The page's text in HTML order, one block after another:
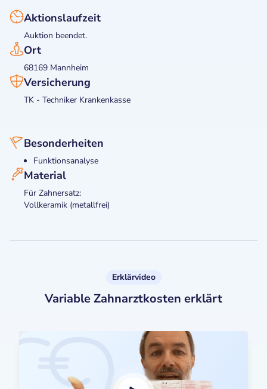
Aktionslaufzeit
Auktion beendet.
Ort
68169 Mannheim
Versicherung
TK - Techniker Krankenkasse
Besonderheiten
Funktionsanalyse
Material
Für Zahnersatz:
Vollkeramik (metallfrei)
Erklärvideo
Variable Zahnarztkosten erklärt